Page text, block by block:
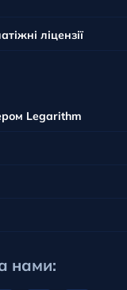
ліцензії
Legarithm
нами: